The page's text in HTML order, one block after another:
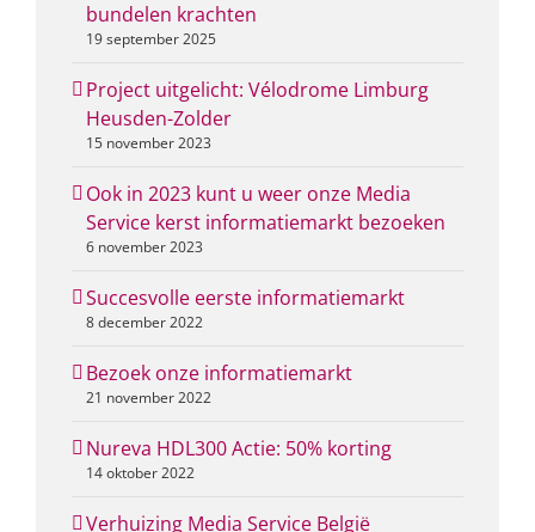
bundelen krachten
19 september 2025
Project uitgelicht: Vélodrome Limburg
Heusden-Zolder
15 november 2023
Ook in 2023 kunt u weer onze Media
Service kerst informatiemarkt bezoeken
6 november 2023
Succesvolle eerste informatiemarkt
8 december 2022
Bezoek onze informatiemarkt
21 november 2022
Nureva HDL300 Actie: 50% korting
14 oktober 2022
Verhuizing Media Service België